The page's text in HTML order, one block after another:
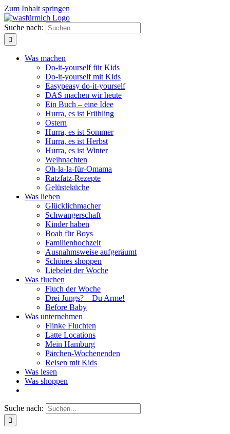
Zum Inhalt springen
Suche nach:
Was machen
Do-it-yourself für Kids
Do-it-yourself mit Kids
Easypeasy do-it-yourself
DAS machen wir heute
Ein Buch – eine Idee
Hurra, es ist Frühling
Ostern
Hurra, es ist Sommer
Hurra, es ist Herbst
Hurra, es ist Winter
Weihnachten
Oh-la-la-für-Omama
Ratzfatz-Rezepte
Gelüsteküche
Was lieben
Glücklichmacher
Schwangerschaft
Kinder haben
Boah für Boys
Familienhochzeit
Ausnahmsweise aufgeräumt
Schönes shoppen
Liebelei der Woche
Was fluchen
Fluch der Woche
Drei Jungs? – Du Arme!
Before Baby
Was unternehmen
Flinke Fluchten
Latte Locations
Mein Hamburg
Pärchen-Wochenenden
Reisen mit Kids
Was lesen
Was shoppen
Suche nach: